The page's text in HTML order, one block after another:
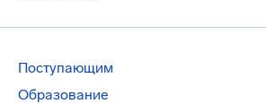
Поступающим
Образование